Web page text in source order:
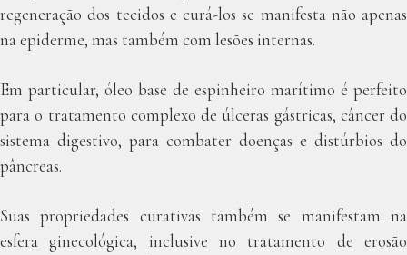
regeneração dos tecidos e curá-los se manifesta não apenas
na epiderme, mas também com lesões internas.
Em particular, óleo base de espinheiro marítimo é perfeito
para o tratamento complexo de úlceras gástricas, câncer do
sistema digestivo, para combater doenças e distúrbios do
pâncreas.
Suas propriedades curativas também se manifestam na
esfera ginecológica, inclusive no tratamento de erosão